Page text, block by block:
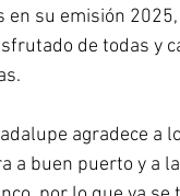
en su emisión
de todas y
agradece a
a buen puerto y a